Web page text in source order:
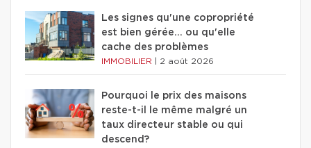
Les signes qu'une copropriété
est bien gérée… ou qu'elle
cache des problèmes
IMMOBILIER 2 août 2026
Pourquoi le prix des maisons
reste-t-il le même malgré un
taux directeur stable ou qui
descend?